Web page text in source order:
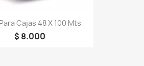
Cajas 48 X 100 Mts
$ 8.000